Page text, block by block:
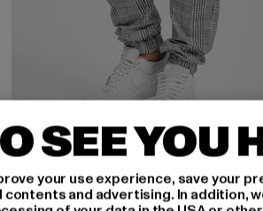
URBAN CLASSICS
AOP Glencheck
39,04 EUR
Derzeitiger Preis: 39,04 EUR
54,99 EURAktionspreis:
SEE YOU
your use experience, save your
and advertising. In addition,